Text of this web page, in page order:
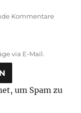
Kommentare
via E-Mail.
um Spam zu